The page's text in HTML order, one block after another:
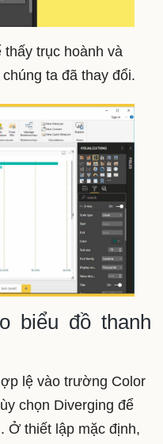
trục hoành và
ta đã thay đổi.
biểu đồ thanh
lệ vào trường Color
chọn Diverging để
Ở thiết lập mặc định,